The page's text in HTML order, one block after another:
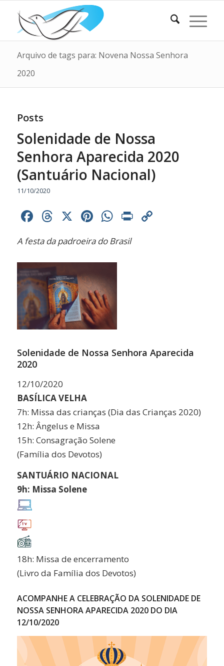
Arquivo de tags para: Novena Nossa Senhora
2020
Posts
Solenidade de Nossa
Senhora Aparecida 2020
(Santuário Nacional)
11/10/2020
Facebook
Threads
X Pinterest
WhatsApp
Print
A festa da padroeira do Brasil
Solenidade de Nossa Senhora Aparecida
2020
12/10/2020
BASÍLICA VELHA
7h: Missa das crianças (Dia das Crianças 2020)
12h: Ângelus e Missa
15h: Consagração Solene
(Família dos Devotos)
SANTUÁRIO NACIONAL
9h: Missa Solene
18h: Missa de encerramento
(Livro da Família dos Devotos)
ACOMPANHE A CELEBRAÇÃO DA SOLENIDADE DE
NOSSA SENHORA APARECIDA 2020 DO DIA
12/10/2020